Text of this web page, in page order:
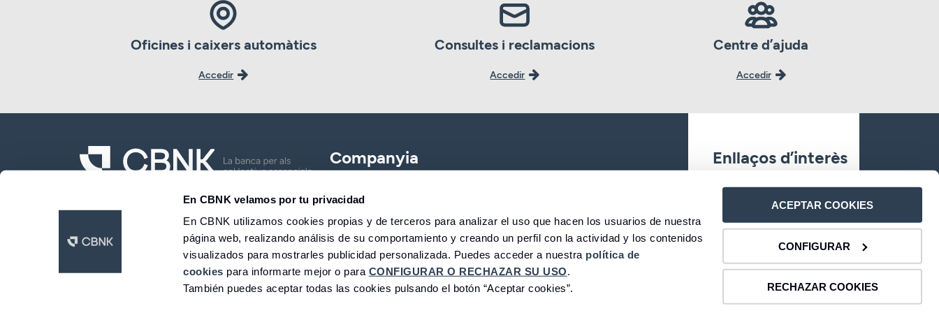
En CBNK velamos por tu privacidad
En CBNK utilizamos cookies propias y de terceros para analizar el uso que hacen los usuarios de nuestra
página web, realizando análisis de su comportamiento y creando un perfil con la actividad y los contenidos
visualizados para mostrarles publicidad personalizada. Puedes acceder a nuestra política de
cookies para informarte mejor o para CONFIGURAR O RECHAZAR SU USO.
También puedes aceptar todas las cookies pulsando el botón “Aceptar cookies”.
ACEPTAR COOKIES
CONFIGURAR
RECHAZAR COOKIES
Oficines i caixers automàtics
Accedir
Consultes i reclamacions
Accedir
Centre d’ajuda
Accedir
CBNK Banc de Col·lectius S.A.
Instagram
Youtube
© 2026 CBNK
Companyia
CBNK Gestió d’Actius
CBNK Pensions
CBNK Mediació d’Assegurances
Expatriats
Treballa amb nosaltres
Fundació CBNK
Enllaços d’interès
Oficines
Contacte
Atenció al client